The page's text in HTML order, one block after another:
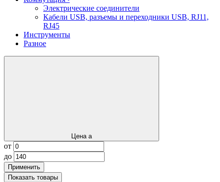
Электрические соединители
Кабели USB, разъемы и переходники USB, RJ11,
RJ45
Инструменты
Разное
Цена a
от
до
Применить
Показать товары